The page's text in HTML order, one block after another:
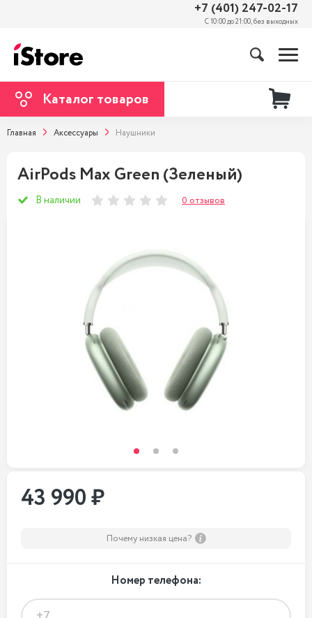
+7 (401) 247-02-17
С 10:00 до 21:00, без выходных
Каталог товаров
Главная Аксессуары Наушники
AirPods Max Green (Зеленый)
В наличии 0 отзывов
43 990 ₽
Почему низкая цена?
Номер телефона: